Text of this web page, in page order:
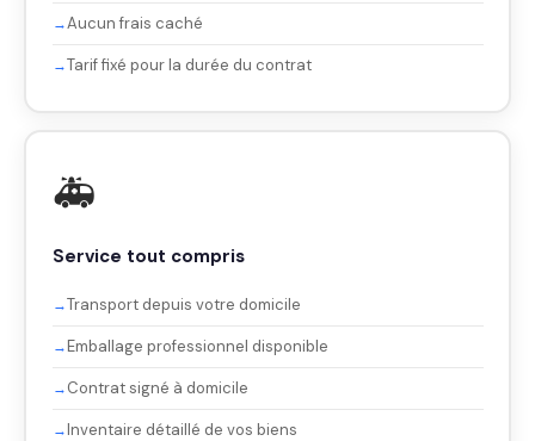
Aucun frais caché
Tarif fixé pour la durée du contrat
🚑
Service tout compris
Transport depuis votre domicile
Emballage professionnel disponible
Contrat signé à domicile
Inventaire détaillé de vos biens